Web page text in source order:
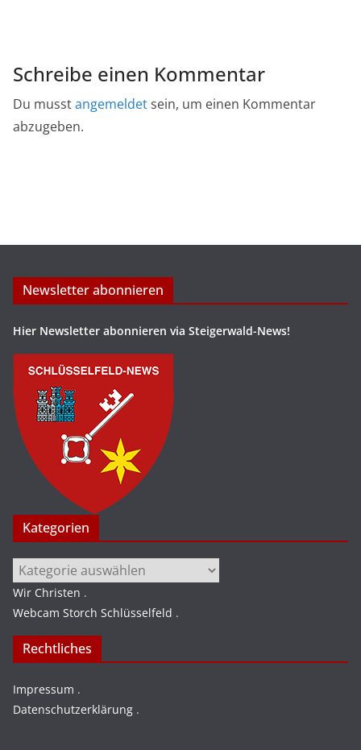
Schreibe einen Kommentar
Du musstangemeldetsein, um einen Kommentar
abzugeben.
Newsletter abonnieren
Hier Newsletter abonnieren via Steigerwald-News!
Kategorien
Kategorien
Wir Christen .
Webcam Storch Schlüsselfeld .
Rechtliches
Impressum .
Datenschutzerklärung .